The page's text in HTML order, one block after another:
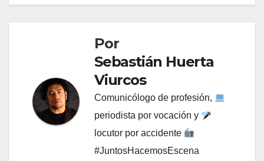
Por
Sebastián Huerta
Viurcos
Comunicólogo de profesión,
periodista por vocación y
locutor por accidente
#JuntosHacemosEscena